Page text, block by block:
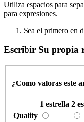
Utiliza espacios para
para expresiones.
Sea el primero en
Escribir Su propia
¿Cómo valoras este
1 estrella 2
Quality